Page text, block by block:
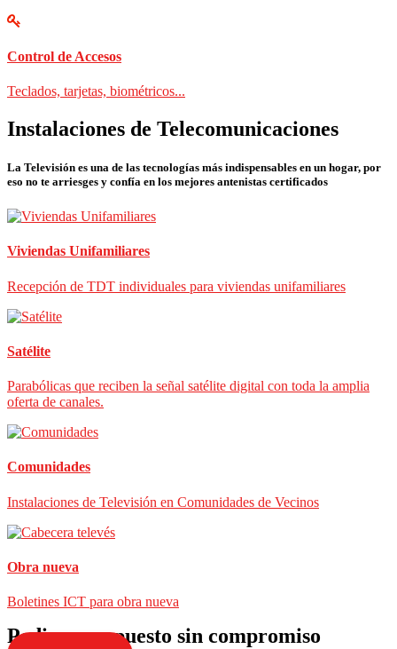
Control de Accesos
Teclados, tarjetas, biométricos...
Instalaciones de Telecomunicaciones
La Televisión es una de las tecnologías más indispensables en un hogar, por
eso no te arriesges y confía en los mejores antenistas certificados
Viviendas Unifamiliares
Recepción de TDT individuales para viviendas unifamiliares
Satélite
Parabólicas que reciben la señal satélite digital con toda la amplia
oferta de canales.
Comunidades
Instalaciones de Televisión en Comunidades de Vecinos
Obra nueva
Boletines ICT para obra nueva
Pedir presupuesto sin compromiso